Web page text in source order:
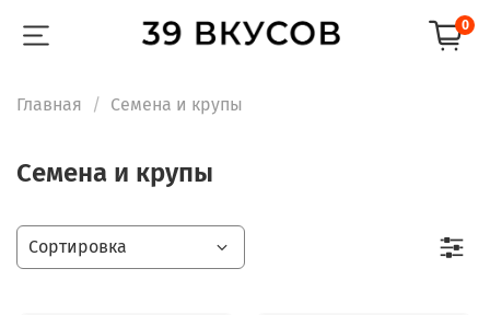
0
Главная Семена и крупы
Семена и крупы